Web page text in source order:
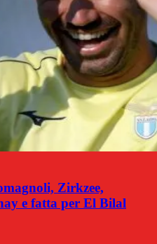
Zirkzee,
e fatta per El Bilal